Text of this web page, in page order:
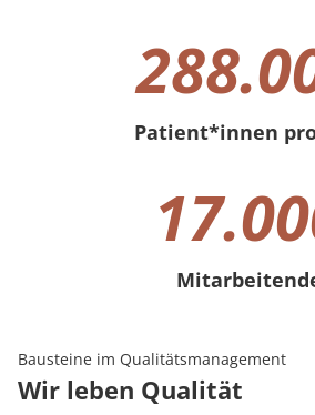
Patient*innen
Bausteine im Qualitätsmanagement
Wir leben Qualität